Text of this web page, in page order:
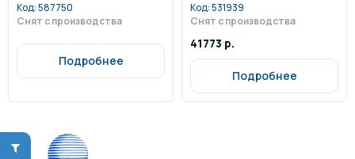
Код:587750
Снят с производства
Подробнее
Код:531939
Снят с производства
41773 р.
Подробнее